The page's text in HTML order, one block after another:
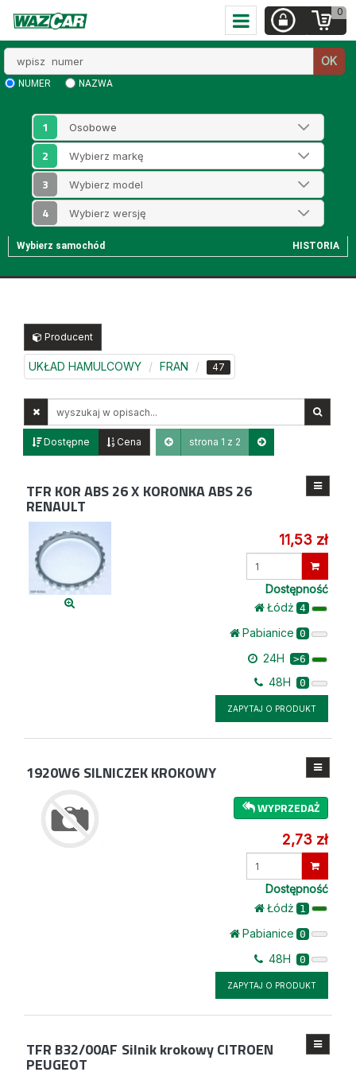
0
numer
OK
NUMER NAZWA
1
2
3
4
Wybierz samochód HISTORIA
Producent
UKŁAD HAMULCOWY FRAN 47
opisach
Dostępne Cena strona 1 z 2
TFR KOR ABS 26 X KORONKA ABS 26
RENAULT
11,53 zł
Dostępność
Łódż 4
Pabianice 0
24H >6
48H 0
ZAPYTAJ O PRODUKT
1920W6 SILNICZEK KROKOWY
WYPRZEDAŻ
2,73 zł
Dostępność
Łódż 1
Pabianice 0
48H 0
ZAPYTAJ O PRODUKT
TFR B32/00AF Silnik krokowy CITROEN
PEUGEOT